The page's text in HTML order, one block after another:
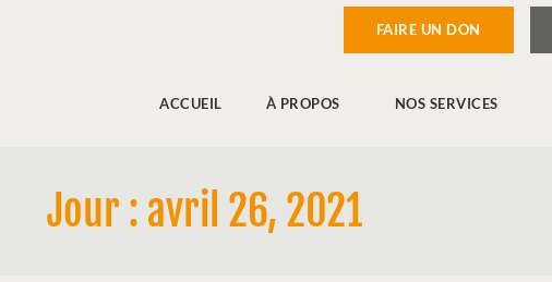
FAIRE UN DON
ACCUEIL À PROPOS NOS SERVICES
Jour : avril 26, 2021